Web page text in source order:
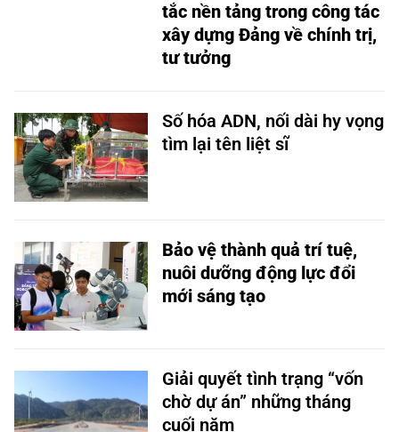
tắc nền tảng trong công tác
xây dựng Đảng về chính trị,
tư tưởng
Số hóa ADN, nối dài hy vọng
tìm lại tên liệt sĩ
Bảo vệ thành quả trí tuệ,
nuôi dưỡng động lực đổi
mới sáng tạo
Giải quyết tình trạng “vốn
chờ dự án” những tháng
cuối năm